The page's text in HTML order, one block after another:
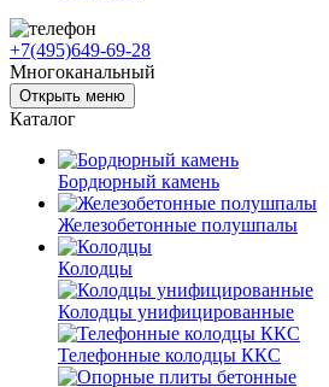
+7(495)649-69-28
Многоканальный
Открыть меню
Каталог
Бордюрный камень
Железобетонные полушпалы
Колодцы
Колодцы унифицированные
Телефонные колодцы ККС